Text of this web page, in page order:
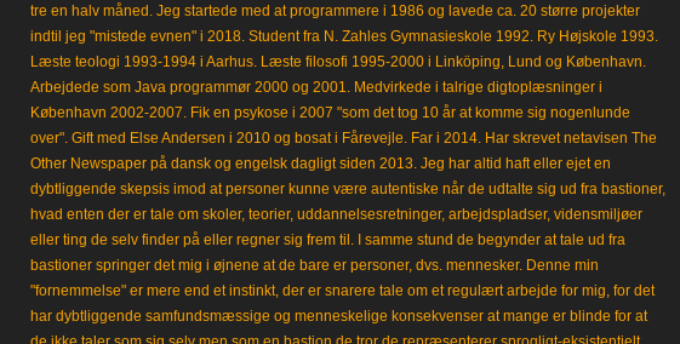
tre en halv måned. Jeg startede med at programmere i 1986 og lavede ca. 20 større projekter
indtil jeg "mistede evnen" i 2018. Student fra N. Zahles Gymnasieskole 1992. Ry Højskole 1993.
Læste teologi 1993-1994 i Aarhus. Læste filosofi 1995-2000 i Linköping, Lund og København.
Arbejdede som Java programmør 2000 og 2001. Medvirkede i talrige digtoplæsninger i
København 2002-2007. Fik en psykose i 2007 "som det tog 10 år at komme sig nogenlunde
over". Gift med Else Andersen i 2010 og bosat i Fårevejle. Far i 2014. Har skrevet netavisen The
Other Newspaper på dansk og engelsk dagligt siden 2013. Jeg har altid haft eller ejet en
dybtliggende skepsis imod at personer kunne være autentiske når de udtalte sig ud fra bastioner,
hvad enten der er tale om skoler, teorier, uddannelsesretninger, arbejdspladser, vidensmiljøer
eller ting de selv finder på eller regner sig frem til. I samme stund de begynder at tale ud fra
bastioner springer det mig i øjnene at de bare er personer, dvs. mennesker. Denne min
"fornemmelse" er mere end et instinkt, der er snarere tale om et regulært arbejde for mig, for det
har dybtliggende samfundsmæssige og menneskelige konsekvenser at mange er blinde for at